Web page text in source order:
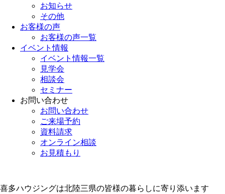
お知らせ
その他
お客様の声
お客様の声一覧
イベント情報
イベント情報一覧
見学会
相談会
セミナー
お問い合わせ
お問い合わせ
ご来場予約
資料請求
オンライン相談
お見積もり
喜多ハウジングは北陸三県の皆様の暮らしに寄り添います